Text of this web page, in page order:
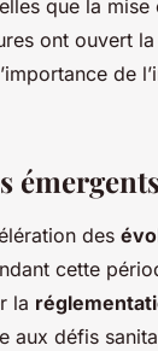
que la
ont ouvert
de
des
cette
la
aux défis